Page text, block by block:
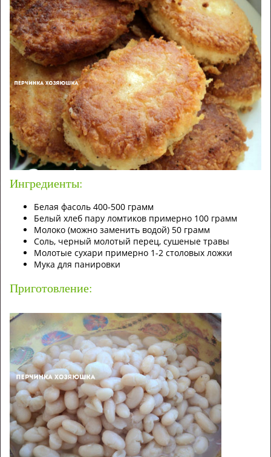
Ингредиенты:
Белая фасоль 400-500 грамм
Белый хлеб пару ломтиков примерно 100 грамм
Молоко (можно заменить водой) 50 грамм
Соль, черный молотый перец, сушеные травы
Молотые сухари примерно 1-2 столовых ложки
Мука для панировки
Приготовление: